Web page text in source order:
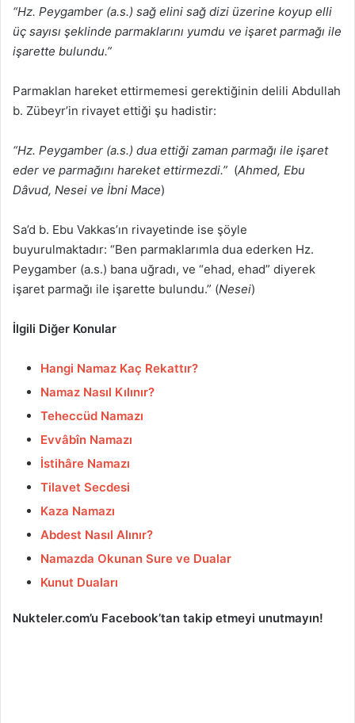
“Hz. Peygamber (a.s.) sağ elini sağ dizi üzerine koyup elli
üç sayısı şeklinde parmaklarını yumdu ve işaret parmağı ile
işarette bulundu.”
Parmaklan hareket ettirmemesi gerektiğinin delili Abdullah
b. Zübeyr’in rivayet ettiği şu hadistir:
“Hz. Peygamber (a.s.) dua ettiği zaman parmağı ile işaret
eder ve parmağını hareket ettirmezdi.” (Ahmed, Ebu
Dâvud, Nesei ve İbni Mace)
Sa’d b. Ebu Vakkas’ın rivayetinde ise şöyle
buyurulmaktadır: “Ben parmaklarımla dua ederken Hz.
Peygamber (a.s.) bana uğradı, ve “ehad, ehad” diyerek
işaret parmağı ile işarette bulundu.” (Nesei)
İlgili Diğer Konular
Hangi Namaz Kaç Rekattır?
Namaz Nasıl Kılınır?
Teheccüd Namazı
Evvâbîn Namazı
İstihâre Namazı
Tilavet Secdesi
Kaza Namazı
Abdest Nasıl Alınır?
Namazda Okunan Sure ve Dualar
Kunut Duaları
Nukteler.com’u Facebook’tan takip etmeyi unutmayın!